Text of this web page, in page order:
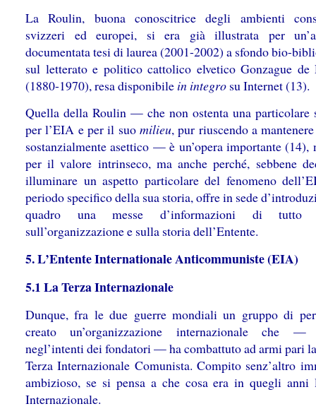
La Roulin, buona conoscitrice degli ambienti
svizzeri ed europei, si era già illustrata per
documentata tesi di laurea (2001-2002) a sfondo bio-
sul letterato e politico cattolico elvetico Gonzague de
(1880-1970), resa disponibile in integro su Internet (13).
Quella della Roulin — che non ostenta una particolare
per l’EIA e per il suo milieu, pur riuscendo a
sostanzialmente asettico — è un’opera importante (14),
per il valore intrinseco, ma anche perché, sebbene
illuminare un aspetto particolare del fenomeno
periodo specifico della sua storia, offre in sede
quadro una messe d’informazioni di tutto
sull’organizzazione e sulla storia dell’Entente.
5. L’Entente Internationale Anticommuniste (EIA)
5.1 La Terza Internazionale
Dunque, fra le due guerre mondiali un gruppo di
creato un’organizzazione internazionale che —
negl’intenti dei fondatori — ha combattuto ad armi pari
Terza Internazionale Comunista. Compito senz’altro
ambizioso, se si pensa a che cosa era in quegli anni
Internazionale.